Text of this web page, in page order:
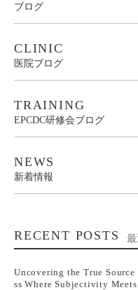
ブログ
CLINIC
医院ブログ
TRAINING
EPCDC研修会ブログ
NEWS
新着情報
RECENT POSTS
Uncovering the True
ss Where Subjectivity